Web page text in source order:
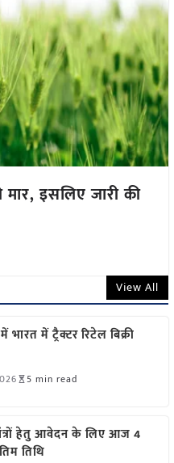
इसलिए जारी की
View All
में ट्रैक्टर रिटेल बिक्री
5 min read
हेतु आवेदन के लिए आज 4
तिथि